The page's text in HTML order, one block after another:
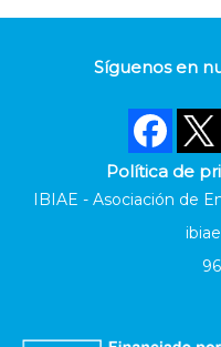
Síguenos en
Política de
IBIAE - Asociación de